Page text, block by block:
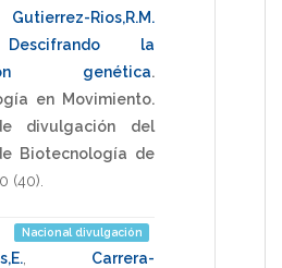
Gutierrez-Rios,R.M.
Descifrando la
genética.
en Movimiento.
divulgación del
Biotecnología de
(40).
Nacional divulgación
Carrera-